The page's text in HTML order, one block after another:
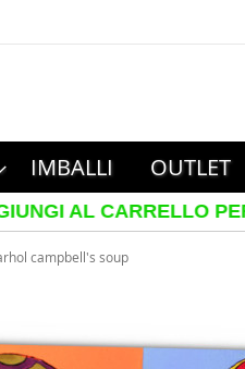
IMBALLI OUTLET
PER VEDERE
campbell's soup